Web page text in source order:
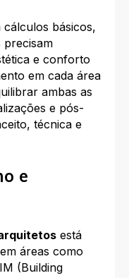
básicos,
precisam
e conforto
em cada área
ambas as
e pós-
técnica e
e
está
áreas como
(Building